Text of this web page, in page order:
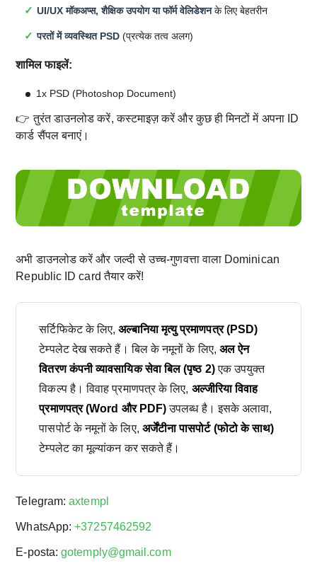
UI/UX मॉकअप्स, शैक्षिक उपयोग या फॉर्म वेलिडेशनके लिए बेहतरीन
परतों में व्यवस्थित PSD (प्रत्येक तत्व अलग)
शामिल फाइलें:
1x PSD (Photoshop Document)
👉 तुरंत डाउनलोड करें, कस्टमाइज़ करें और कुछ ही मिनटों में अपना ID
कार्ड सैंपल बनाएं।
अभी डाउनलोड करें और जल्दी से उच्च-गुणवत्ता वाला Dominican
Republic ID card तैयार करें!
सर्टिफिकेट के लिए,अल्बानिया मृत्यु प्रमाणपत्र (PSD)
टेम्पलेट देख सकते हैं। बिल के नमूनों के लिए, अल ऐन
वितरण कंपनी व्यावसायिक सेवा बिल (पृष्ठ 2)एक उपयुक्त
विकल्प है। विवाह प्रमाणपत्र के लिए, अल्जीरिया विवाह
प्रमाणपत्र (Word और PDF)उपलब्ध है। इसके अलावा,
पासपोर्ट के नमूनों के लिए, अर्जेंटीना पासपोर्ट (फोटो के साथ)
टेम्पलेट का मूल्यांकन कर सकते हैं।
Telegram:axtempl
WhatsApp:+37257462592
E-posta:gotemply@gmail.com